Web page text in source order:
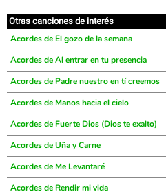
Otras canciones de interés
Acordes de El gozo de la semana
Acordes de Al entrar en tu presencia
Acordes de Padre nuestro en tí creemos
Acordes de Manos hacia el cielo
Acordes de Fuerte Dios (Dios te exalto)
Acordes de Uña y Carne
Acordes de Me Levantaré
Acordes de Rendir mi vida